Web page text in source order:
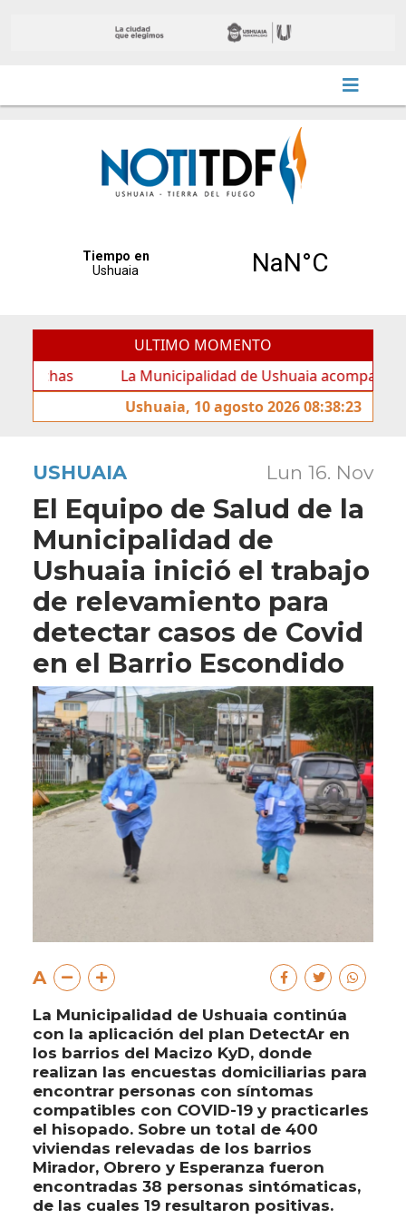
ULTIMO MOMENTO
La Municipalidad de Ushuaia acompañó los
Ushuaia, 10 agosto 2026 08:38:23
USHUAIA Lun 16. Nov
El Equipo de Salud de la
Municipalidad de
Ushuaia inició el trabajo
de relevamiento para
detectar casos de Covid
en el Barrio Escondido
A
La Municipalidad de Ushuaia continúa
con la aplicación del plan DetectAr en
los barrios del Macizo KyD, donde
realizan las encuestas domiciliarias para
encontrar personas con síntomas
compatibles con COVID-19 y practicarles
el hisopado. Sobre un total de 400
viviendas relevadas de los barrios
Mirador, Obrero y Esperanza fueron
encontradas 38 personas sintómaticas,
de las cuales 19 resultaron positivas.